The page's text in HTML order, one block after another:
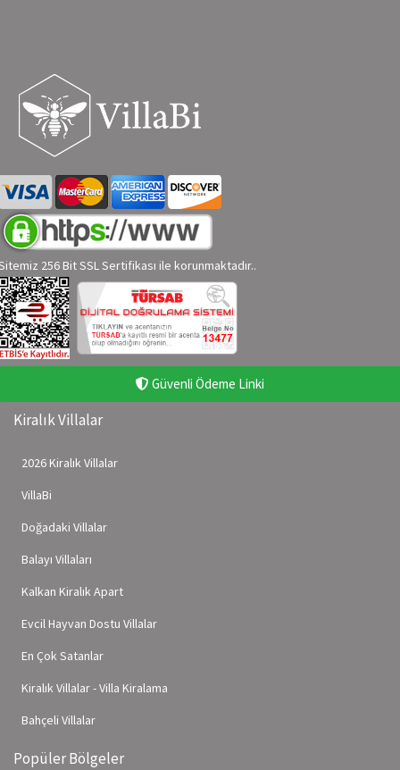
256 Bit SSL Sertifikası ile korunmaktadır..
Güvenli Ödeme Linki
Kiralık Villalar
2026 Kiralık Villalar
VillaBi
Doğadaki Villalar
Balayı Villaları
Kalkan Kiralık Apart
Evcil Hayvan Dostu Villalar
En Çok Satanlar
Kiralık Villalar - Villa Kiralama
Bahçeli Villalar
Popüler Bölgeler